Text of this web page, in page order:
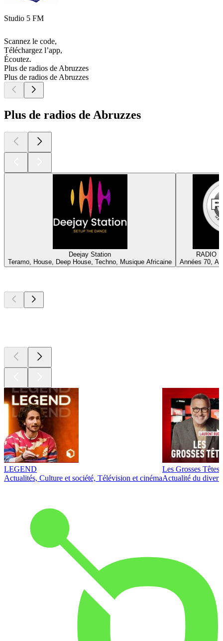
Studio 5 FM
Scannez le code,
Téléchargez l’app,
Écoutez.
Plus de radios de Abruzzes
Plus de radios de Abruzzes
Plus de radios de Abruzzes
Deejay Station
Teramo, House, Deep House, Techno, Musique Africaine
RADIO
Années 70,
LEGEND
Actualités, Culture et société, Télévision et cinéma
Les Grosses Têtes
Actualité du